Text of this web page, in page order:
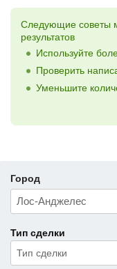
Город
Тип сделки
Тип сделки
Следующие советы
результатов
Используйте
Проверить
Уменьшите